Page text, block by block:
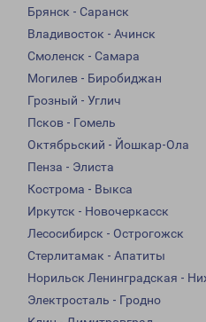
Брянск - Саранск
Владивосток - Ачинск
Смоленск - Самара
Могилев - Биробиджан
Грозный - Углич
Псков - Гомель
Октябрьский - Йошкар-Ола
Пенза - Элиста
Кострома - Выкса
Иркутск - Новочеркасск
Лесосибирск - Острогожск
Стерлитамак - Апатиты
Норильск Ленинградская -
Электросталь - Гродно